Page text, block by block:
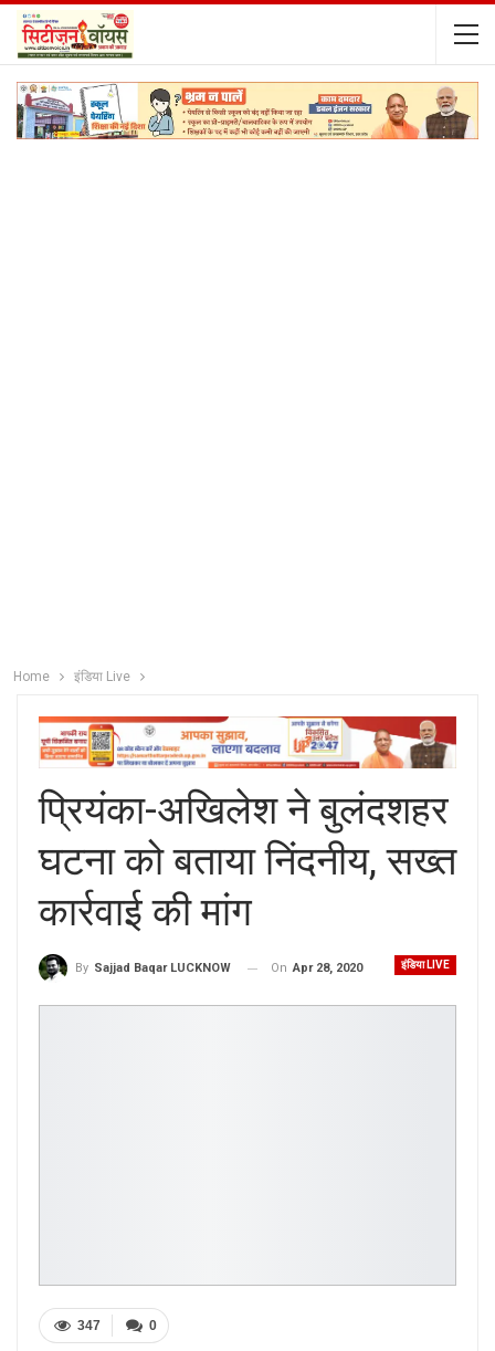
Home इंडिया Live
प्रियंका-अखिलेश ने बुलंदशहर
घटना को बताया निंदनीय, सख्त
कार्रवाई की मांग
इंडिया LIVE
By Sajjad Baqar LUCKNOW On Apr 28, 2020
0
347